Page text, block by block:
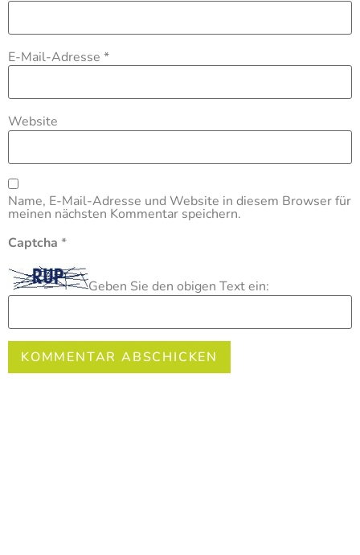
E-Mail-Adresse *
Website
Name, E-Mail-Adresse und Website in diesem Browser für
meinen nächsten Kommentar speichern.
Captcha *
Geben Sie den obigen Text ein: